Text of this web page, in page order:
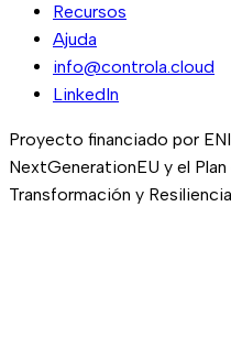
Recursos
Ajuda
info@controla.cloud
LinkedIn
Proyecto financiado por
NextGenerationEU y el
Transformación y